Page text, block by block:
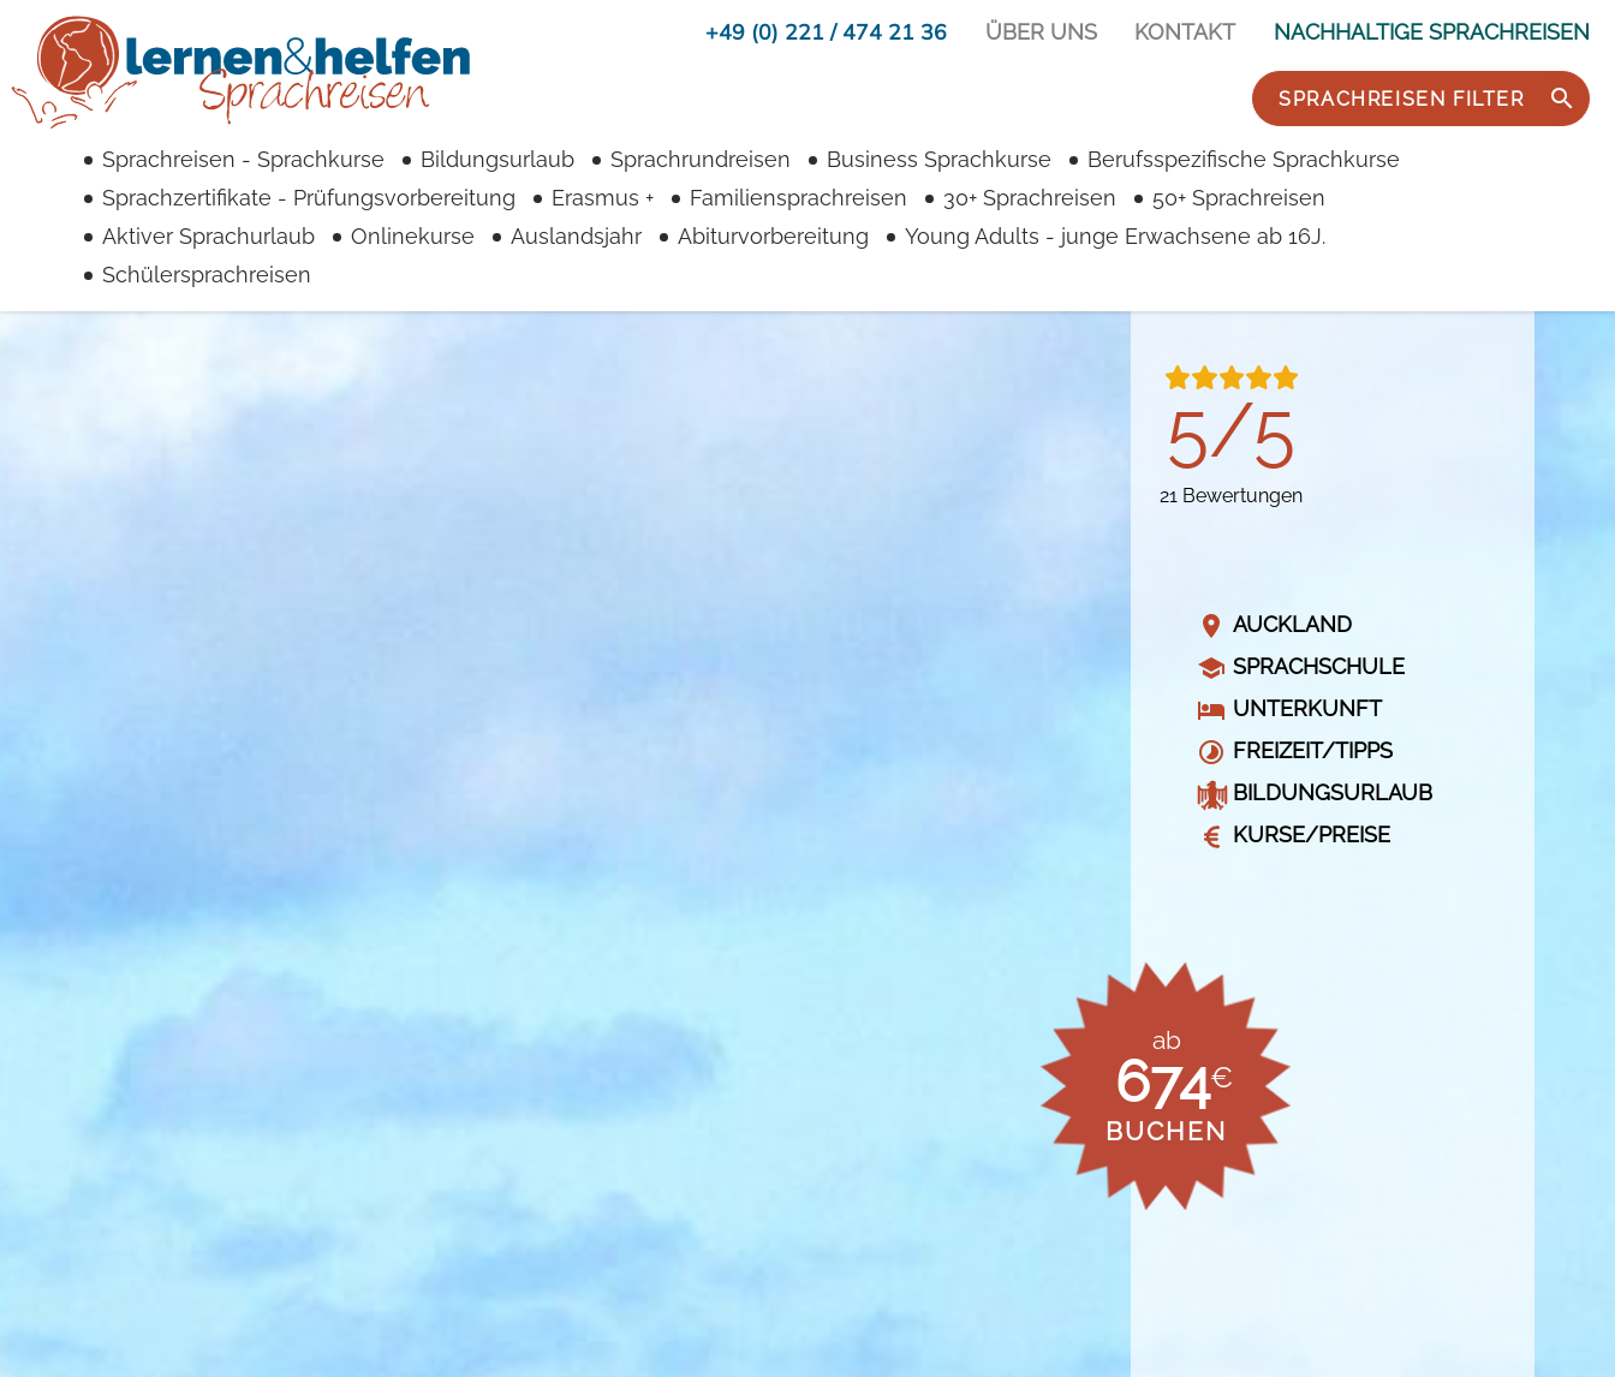
+49 (0) 221 / 474 21 36 ÜBER UNS KONTAKT NACHHALTIGE SPRACHREISEN
SPRACHREISEN FILTER
Sprachreisen - Sprachkurse Bildungsurlaub Sprachrundreisen Business Sprachkurse
Berufsspezifische Sprachkurse
Sprachzertifikate - Prüfungsvorbereitung
Erasmus + Familiensprachreisen 30+ Sprachreisen
50+ Sprachreisen
Aktiver Sprachurlaub
Onlinekurse Auslandsjahr Abiturvorbereitung
Young Adults - junge Erwachsene ab 16J.
Schülersprachreisen
5/5
21 Bewertungen
AUCKLAND
SPRACHSCHULE
UNTERKUNFT
FREIZEIT/TIPPS
BILDUNGSURLAUB
KURSE/PREISE
ab
674€
BUCHEN